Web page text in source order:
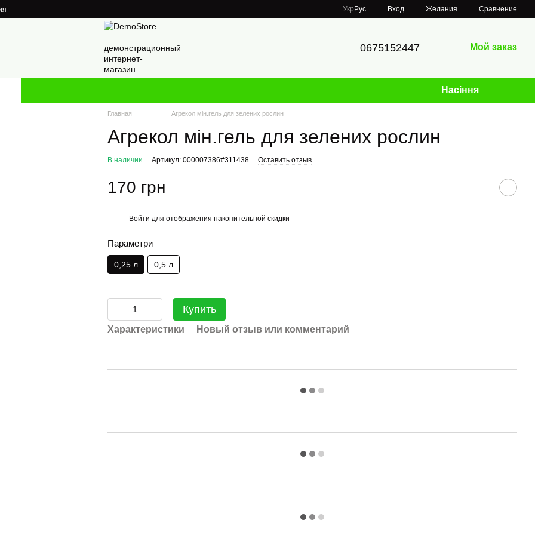
Укр Рус Вход Желания Сравнение
0675152447 Мой заказ
Насіння
Главная Агрекол мін.гель для зелених рослин
Агрекол мін.гель для зелених рослин
В наличии Артикул: 000007386#311438 Оставить отзыв
170 грн
Войти для отображения накопительной скидки
Параметри
0,25 л 0,5 л
Купить
Характеристики Новый отзыв или комментарий